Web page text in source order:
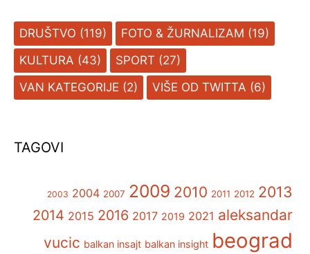
DRUŠTVO (119) FOTO & ŽURNALIZAM (19)
KULTURA (43) SPORT (27)
VAN KATEGORIJE (2) VIŠE OD TWITTA (6)
TAGOVI
2003 2004 2007 2009 2010 2011 2012 2013
2014 2015 2016 2017 2019 2021 aleksandar
vucic balkan insajt balkan insight beograd